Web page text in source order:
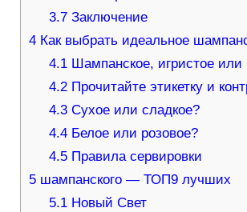
3.7 Заключение
4Как выбрать идеальное
4.1 Шампанское, игристое или
4.2 Прочитайте этикетку и
4.3 Сухое или сладкое?
4.4 Белое или розовое?
4.5 Правила сервировки
5шампанского — ТОП9 лучших
5.1 Новый Свет